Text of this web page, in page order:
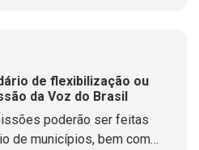
de flexibilização ou
da Voz do Brasil
poderão ser feitas
de municípios, bem como